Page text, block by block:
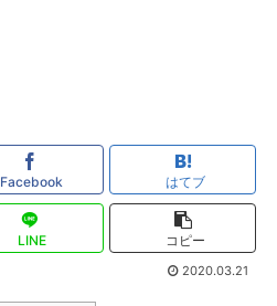
Facebook はてブ
LINE コピー
2020.03.21